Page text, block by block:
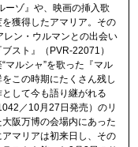
ゾ』や、映画の挿入歌
を獲得したアマリア。その
ン・ウルマンとの出会い
スト』（PVR-22071）
マルシャ”を歌った『マル
この時期にたくさん残し
して今も語り継がれる
／10月27日発売）のリ
阪万博の会場内にあった
マリアは初来日し、その